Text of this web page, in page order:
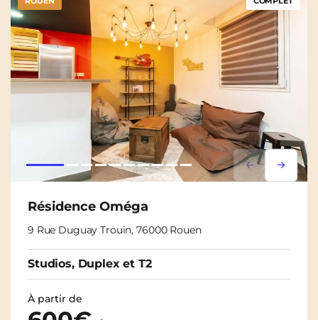
Lorem ipsum
Lorem
Résidence Oméga
9 Rue Duguay Trouin, 76000 Rouen
Studios, Duplex et T2
À partir de